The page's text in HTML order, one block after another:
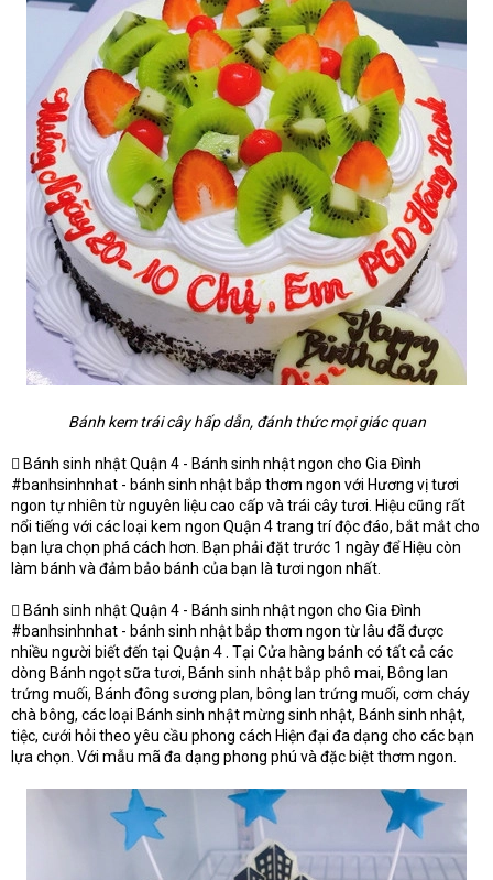
Bánh kem trái cây hấp dẫn, đánh thức mọi giác quan
 Bánh sinh nhật Quận 4 - Bánh sinh nhật ngon cho Gia Đình
#banhsinhnhat - bánh sinh nhật bắp thơm ngon với Hương vị tươi
ngon tự nhiên từ nguyên liệu cao cấp và trái cây tươi. Hiệu cũng rất
nổi tiếng với các loại kem ngon Quận 4 trang trí độc đáo, bắt mắt cho
bạn lựa chọn phá cách hơn. Bạn phải đặt trước 1 ngày để Hiệu còn
làm bánh và đảm bảo bánh của bạn là tươi ngon nhất.
 Bánh sinh nhật Quận 4 - Bánh sinh nhật ngon cho Gia Đình
#banhsinhnhat - bánh sinh nhật bắp thơm ngon từ lâu đã được
nhiều người biết đến tại Quận 4 . Tại Cửa hàng bánh có tất cả các
dòng Bánh ngọt sữa tươi, Bánh sinh nhật bắp phô mai, Bông lan
trứng muối, Bánh đông sương plan, bông lan trứng muối, cơm cháy
chà bông, các loại Bánh sinh nhật mừng sinh nhật, Bánh sinh nhật,
tiệc, cưới hỏi theo yêu cầu phong cách Hiện đại đa dạng cho các bạn
lựa chọn. Với mẫu mã đa dạng phong phú và đặc biệt thơm ngon.